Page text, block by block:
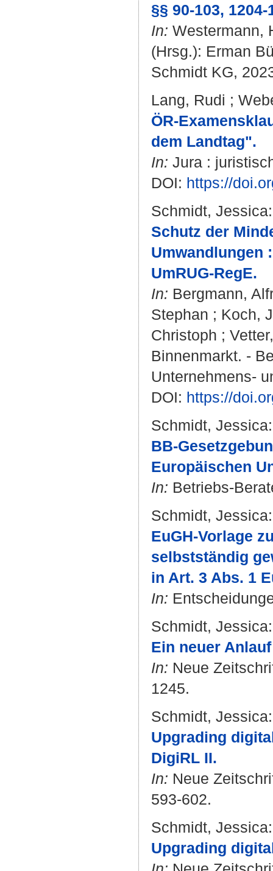
§§ 90-103,
In: Westermann,
(Hrsg.): Erman
Schmidt KG,
Lang, Rudi ;
ÖR-
dem Landtag".
In: Jura :
DOI: https://
Schmidt, Jessica:
Schutz der
Umwandlungen
UmRUG-RegE.
In: Bergmann,
Stephan ; Koch,
Christoph ;
Binnenmarkt. -
Unternehmens-
DOI: https://
Schmidt, Jessica:
BB-
Europäischen
In: Betriebs-
Schmidt, Jessica:
EuGH-Vorlage
selbstständig
in Art. 3 Abs. 1
In:
Schmidt, Jessica:
Ein neuer
In: Neue
1245.
Schmidt, Jessica:
Upgrading
DigiRL II.
In: Neue
593-602.
Schmidt, Jessica:
Upgrading